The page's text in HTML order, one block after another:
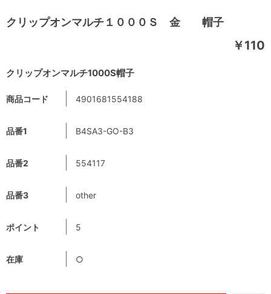
クリップオンマルチ１０００Ｓ 金 帽子
クリップオンマルチ1000S帽子
￥110
商品コード 4901681554188
品番1 B4SA3-GO-B3
品番2 554117
品番3 other
ポイント 5
在庫 ○